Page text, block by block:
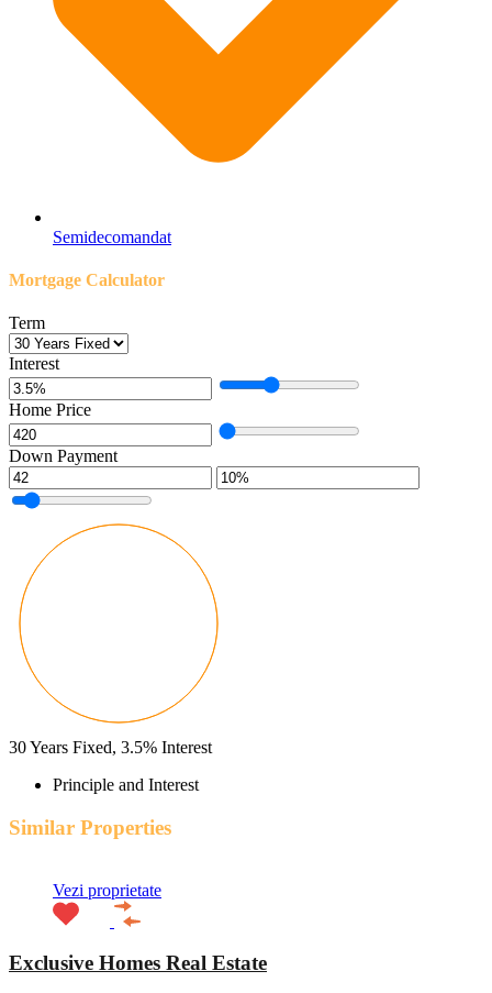
Semidecomandat
Mortgage Calculator
Term
Interest
Home Price
Down Payment
30Years Fixed, 3.5% Interest
Principle and Interest
Similar Properties
Vezi proprietate
Exclusive Homes Real Estate